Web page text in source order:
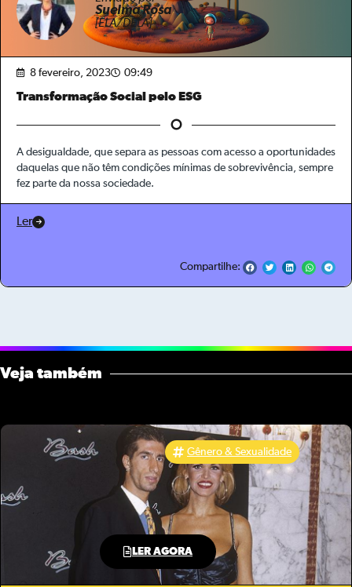
Suelma Rosa
[ELA/DELA]
8 fevereiro, 2023 09:49
Transformação Social pelo ESG
A desigualdade, que separa as pessoas com acesso a oportunidades
daquelas que não têm condições mínimas de sobrevivência, sempre
fez parte da nossa sociedade.
Ler
Compartilhe:
Veja também
LER AGORA
Gênero & Sexualidade